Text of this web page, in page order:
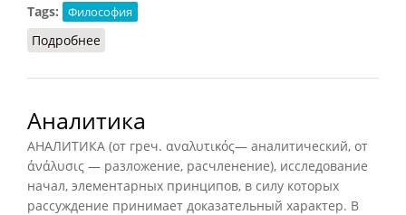
Tags:
Философия
Подробнее
Аналитика
АНАЛИТИКА (от греч. αναλυτικός— аналитический, от
άνάλυσις — разложение, расчленение), исследование
начал, элементарных принципов, в силу которых
рассуждение принимает доказательный характер. В